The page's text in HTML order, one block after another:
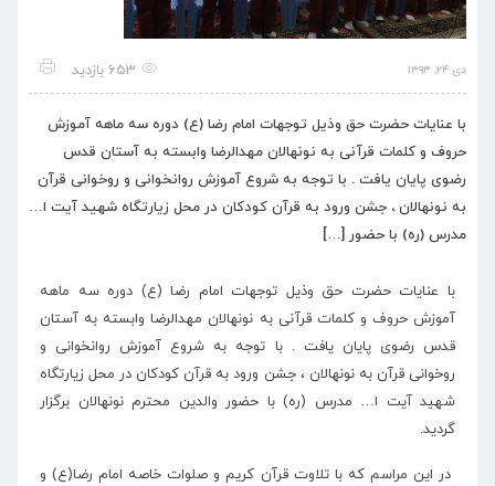
دی ۲۴, ۱۳۹۳ 653 بازدید
با عنایات حضرت حق وذیل توجهات امام رضا (ع) دوره سه ماهه آموزش
حروف و کلمات قرآنی به نونهالان مهدالرضا وابسته به آستان قدس
رضوی پایان یافت . با توجه به شروع آموزش روانخوانی و روخوانی قرآن
به نونهالان ، جشن ورود به قرآن کودکان در محل زیارتگاه شهید آیت ا…
مدرس (ره) با حضور […]
با عنایات حضرت حق وذیل توجهات امام رضا (ع) دوره سه ماهه
آموزش حروف و کلمات قرآنی به نونهالان مهدالرضا وابسته به آستان
قدس رضوی پایان یافت . با توجه به شروع آموزش روانخوانی و
روخوانی قرآن به نونهالان ، جشن ورود به قرآن کودکان در محل زیارتگاه
شهید آیت ا… مدرس (ره) با حضور والدین محترم نونهالان برگزار
گردید.
در این مراسم که با تلاوت قرآن کریم و صلوات خاصه امام رضا(ع) و